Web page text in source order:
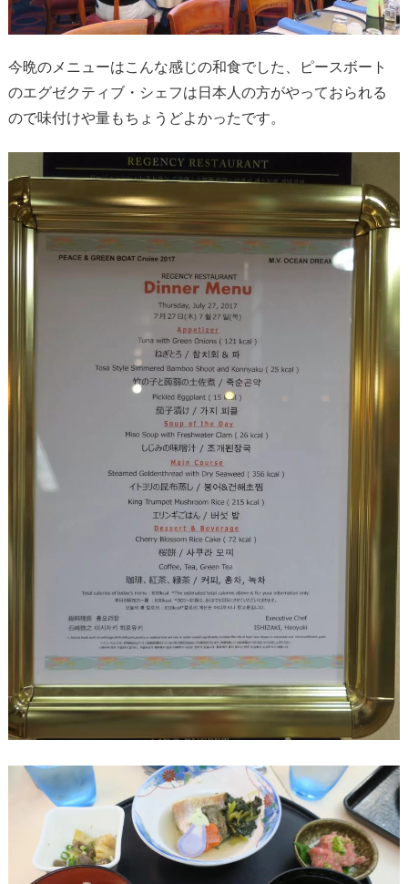
今晩のメニューはこんな感じの和食でした、ピースボート
のエグゼクティブ・シェフは日本人の方がやっておられる
ので味付けや量もちょうどよかったです。